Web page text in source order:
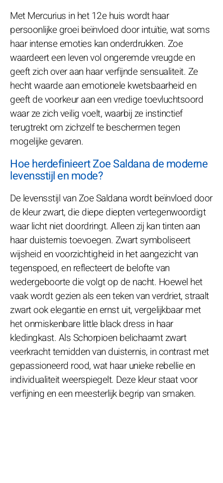
Met Mercurius in het 12e huis wordt haar
persoonlijke groei beïnvloed door intuïtie, wat soms
haar intense emoties kan onderdrukken. Zoe
waardeert een leven vol ongeremde vreugde en
geeft zich over aan haar verfijnde sensualiteit. Ze
hecht waarde aan emotionele kwetsbaarheid en
geeft de voorkeur aan een vredige toevluchtsoord
waar ze zich veilig voelt, waarbij ze instinctief
terugtrekt om zichzelf te beschermen tegen
mogelijke gevaren.
Hoe herdefinieert Zoe Saldana de moderne
levensstijl en mode?
De levensstijl van Zoe Saldana wordt beïnvloed door
de kleur zwart, die diepe diepten vertegenwoordigt
waar licht niet doordringt. Alleen zij kan tinten aan
haar duisternis toevoegen. Zwart symboliseert
wijsheid en voorzichtigheid in het aangezicht van
tegenspoed, en reflecteert de belofte van
wedergeboorte die volgt op de nacht. Hoewel het
vaak wordt gezien als een teken van verdriet, straalt
zwart ook elegantie en ernst uit, vergelijkbaar met
het onmiskenbare little black dress in haar
kledingkast. Als Schorpioen belichaamt zwart
veerkracht temidden van duisternis, in contrast met
gepassioneerd rood, wat haar unieke rebellie en
individualiteit weerspiegelt. Deze kleur staat voor
verfijning en een meesterlijk begrip van smaken.